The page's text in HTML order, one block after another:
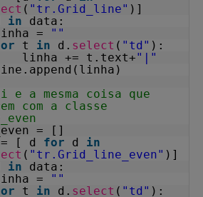
( "tr.Grid_line" )]
in
data:
=
""
t in d. select ( "td" ):
linha += t.text+"|"
e a mesma coisa que
com a classe
= []
= [ d for d in
( "tr.Grid_line_even" )]
in
data:
=
""
t in d. select ( "td" ):